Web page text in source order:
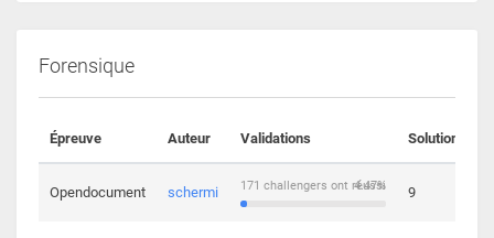
Forensique
Épreuve Auteur Validations Solutions
Opendocument schermi 4.47%
171 challengers ont réussi 9